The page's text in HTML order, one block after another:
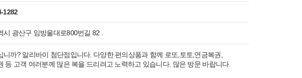
1282
시 광산구 임방울대로800번길 82 .
니까? 알리바이 첨단점입니다. 다양한 편의상품과 함께 로또,토토,연금복권,
등 고객 여러분께 많은 복을 드리려고 노력하고 있습니다. 많은 방문 바랍니다.